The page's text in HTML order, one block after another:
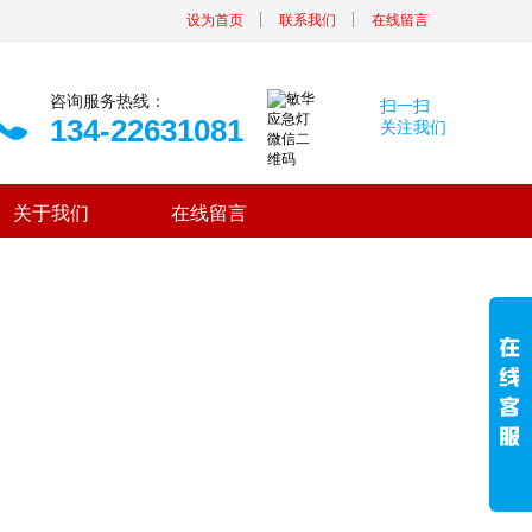
设为首页 联系我们 在线留言
扫一扫
关注我们
咨询服务热线：
134-22631081
关于我们 在线留言